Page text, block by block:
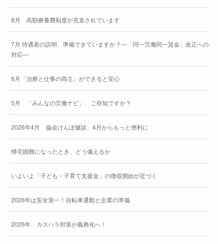
8月 高額療養費制度が見直されています
7月 待遇差の説明、準備できていますか？―「同一労働同一賃金」改正への
対応―
6月「治療と仕事の両立」ができると安心
5月 「みんなの労働ナビ」、ご存知ですか？
2026年4月 協会けんぽ健診、4月からもっと便利に
帰宅困難になったとき、どう備えるか
いよいよ「子ども・子育て支援金」の徴収開始が近づく
2026年は安全第一！自転車通勤と企業の準備
2026年、カスハラ対策が義務化へ！